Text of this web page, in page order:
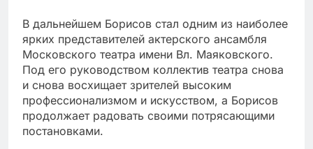
В дальнейшем Борисов стал одним из наиболее
ярких представителей актерского ансамбля
Московского театра имени Вл. Маяковского.
Под его руководством коллектив театра снова
и снова восхищает зрителей высоким
профессионализмом и искусством, а Борисов
продолжает радовать своими потрясающими
постановками.